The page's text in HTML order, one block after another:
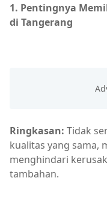
1. Pentingnya
di Tangerang
Ringkasan: Tidak
kualitas yang sama,
menghindari
tambahan.